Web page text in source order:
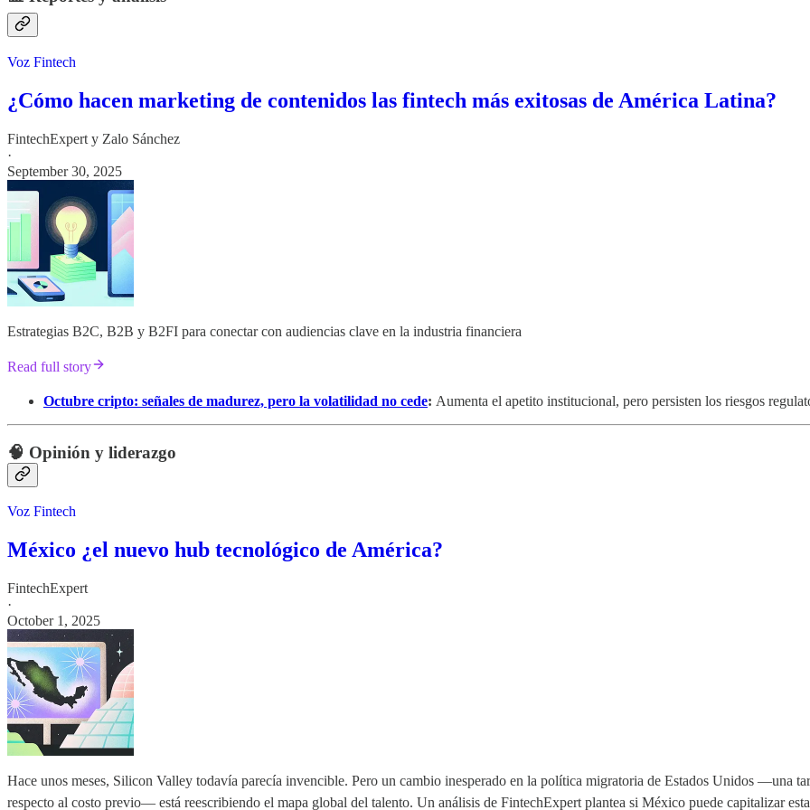
Voz Fintech
¿Cómo hacen marketing de contenidos las fintech más exitosas de América Latina?
FintechExpert y Zalo Sánchez
·
September 30, 2025
Estrategias B2C, B2B y B2FI para conectar con audiencias clave en la industria financiera
Read full story
Octubre cripto: señales de madurez, pero la volatilidad no cede: Aumenta el apetito institucional, pero persisten los riesgos
🧠 Opinión y liderazgo
Voz Fintech
México ¿el nuevo hub tecnológico de América?
FintechExpert
·
October 1, 2025
Hace unos meses, Silicon Valley todavía parecía invencible. Pero un cambio inesperado en la política migratoria de Estados Unidos —una
respecto al costo previo— está reescribiendo el mapa global del talento. Un análisis de FintechExpert plantea si México puede capitalizar